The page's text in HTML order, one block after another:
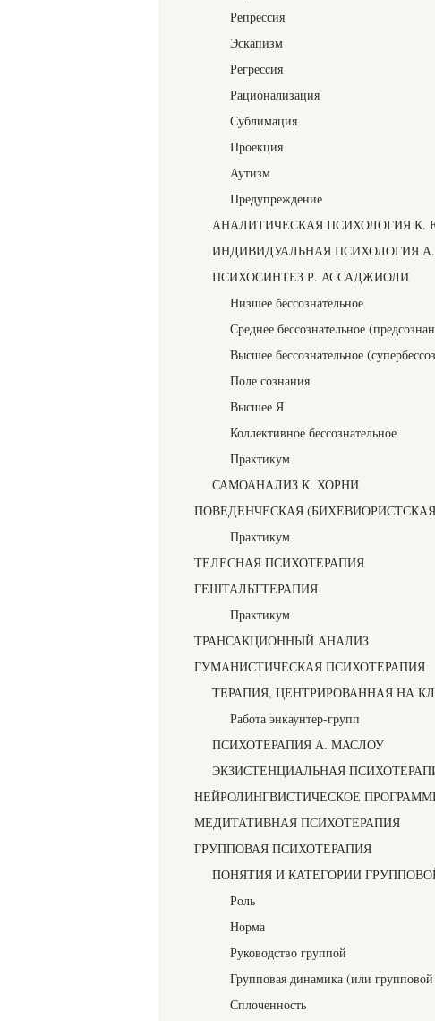
Репрессия
Эскапизм
Регрессия
Рационализация
Сублимация
Проекция
Аутизм
Предупреждение
АНАЛИТИЧЕСКАЯ ПСИХОЛОГИЯ К.
ИНДИВИДУАЛЬНАЯ ПСИХОЛОГИЯ
ПСИХОСИНТЕЗ Р. АССАДЖИОЛИ
Низшее бессознательное
Среднее бессознательное
Высшее бессознательное
Поле сознания
Высшее Я
Коллективное бессознательное
Практикум
САМОАНАЛИЗ К. ХОРНИ
ПОВЕДЕНЧЕСКАЯ
Практикум
ТЕЛЕСНАЯ ПСИХОТЕРАПИЯ
ГЕШТАЛЬТТЕРАПИЯ
Практикум
ТРАНСАКЦИОННЫЙ АНАЛИЗ
ГУМАНИСТИЧЕСКАЯ ПСИХОТЕРАПИЯ
ТЕРАПИЯ, ЦЕНТРИРОВАННАЯ НА
Работа энкаунтер-групп
ПСИХОТЕРАПИЯ А. МАСЛОУ
ЭКЗИСТЕНЦИАЛЬНАЯ
НЕЙРОЛИНГВИСТИЧЕСКОЕ
МЕДИТАТИВНАЯ ПСИХОТЕРАПИЯ
ГРУППОВАЯ ПСИХОТЕРАПИЯ
ПОНЯТИЯ И КАТЕГОРИИ
Роль
Норма
Руководство группой
Групповая динамика (или групповой
Сплоченность